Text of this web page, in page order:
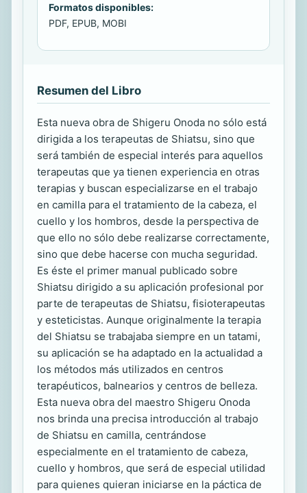
Formatos disponibles:
PDF, EPUB, MOBI
Resumen del Libro
Esta nueva obra de Shigeru Onoda no sólo está
dirigida a los terapeutas de Shiatsu, sino que
será también de especial interés para aquellos
terapeutas que ya tienen experiencia en otras
terapias y buscan especializarse en el trabajo
en camilla para el tratamiento de la cabeza, el
cuello y los hombros, desde la perspectiva de
que ello no sólo debe realizarse correctamente,
sino que debe hacerse con mucha seguridad.
Es éste el primer manual publicado sobre
Shiatsu dirigido a su aplicación profesional por
parte de terapeutas de Shiatsu, fisioterapeutas
y esteticistas. Aunque originalmente la terapia
del Shiatsu se trabajaba siempre en un tatami,
su aplicación se ha adaptado en la actualidad a
los métodos más utilizados en centros
terapéuticos, balnearios y centros de belleza.
Esta nueva obra del maestro Shigeru Onoda
nos brinda una precisa introducción al trabajo
de Shiatsu en camilla, centrándose
especialmente en el tratamiento de cabeza,
cuello y hombros, que será de especial utilidad
para quienes quieran iniciarse en la páctica de